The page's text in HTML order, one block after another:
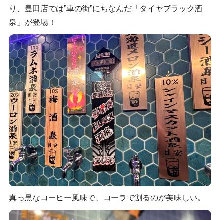
り、豊田店では”車の街”にちなんだ「タイヤブラック酒
泉」が登場！
真っ黒なコーヒー風味で、コーラで割るのが美味しい。